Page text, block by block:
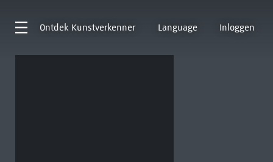
Ontdek Kunstverkenner Language Inloggen